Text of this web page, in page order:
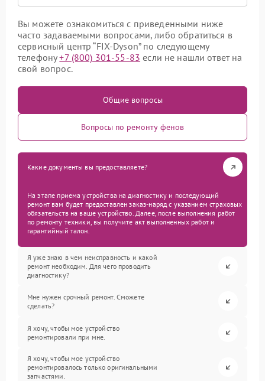
Вы можете ознакомиться с приведенными ниже
часто задаваемыми вопросами, либо обратиться в
сервисный центр “FIX-Dyson” по следующему
телефону+7 (800) 301-55-83 если не нашли ответ на
свой вопрос.
Общие вопросы
Вопросы по ремонту фенов
Какие документы вы предоставляете?
На этапе приема устройства на диагностику и последующий
ремонт вам будет предоставлен заказ-наряд с указанием страховых
обязательств на ваше устройство. Далее, после выполнения работ
по ремонту техники, вы получите акт выполненных работ и
гарантийный талон.
Я уже знаю в чем неисправность и какой
ремонт необходим. Для чего проводить
диагностику?
Мне нужен срочный ремонт. Сможете
сделать?
Я хочу, чтобы мое устройство
ремонтировали при мне.
Я хочу, чтобы мое устройство
ремонтировалось только оригинальными
запчастями.